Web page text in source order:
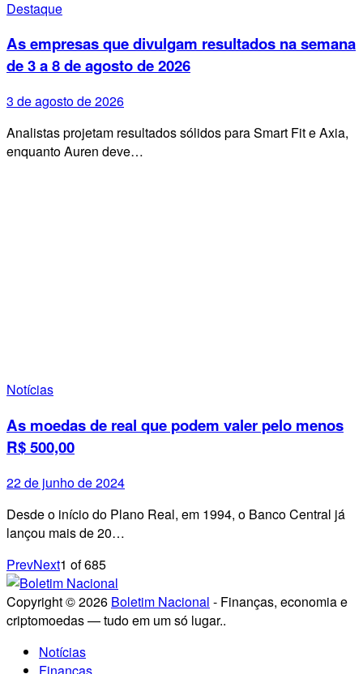
Destaque
As empresas que divulgam resultados na semana
de 3 a 8 de agosto de 2026
3 de agosto de 2026
Analistas projetam resultados sólidos para Smart Fit e Axia,
enquanto Auren deve…
Notícias
As moedas de real que podem valer pelo menos
R$ 500,00
22 de junho de 2024
Desde o início do Plano Real, em 1994, o Banco Central já
lançou mais de 20…
PrevNext1 of685
Copyright © 2026 Boletim Nacional - Finanças, economia e
criptomoedas — tudo em um só lugar..
Notícias
Finanças